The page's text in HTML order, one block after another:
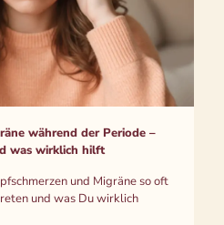
während der Periode –
was wirklich hilft
und Migräne so oft
und was Du wirklich